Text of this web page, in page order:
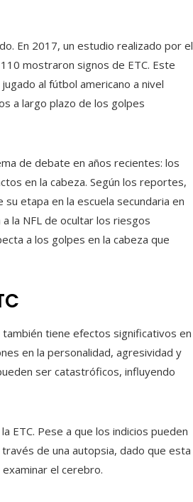
En 2017, un estudio realizado por el
mostraron signos de ETC. Este
al fútbol americano a nivel
a largo plazo de los golpes
de debate en años recientes: los
en la cabeza. Según los reportes,
etapa en la escuela secundaria en
la NFL de ocultar los riesgos
a los golpes en la cabeza que
tiene efectos significativos en
en la personalidad, agresividad y
ser catastróficos, influyendo
ETC. Pese a que los indicios pueden
de una autopsia, dado que esta
el cerebro.